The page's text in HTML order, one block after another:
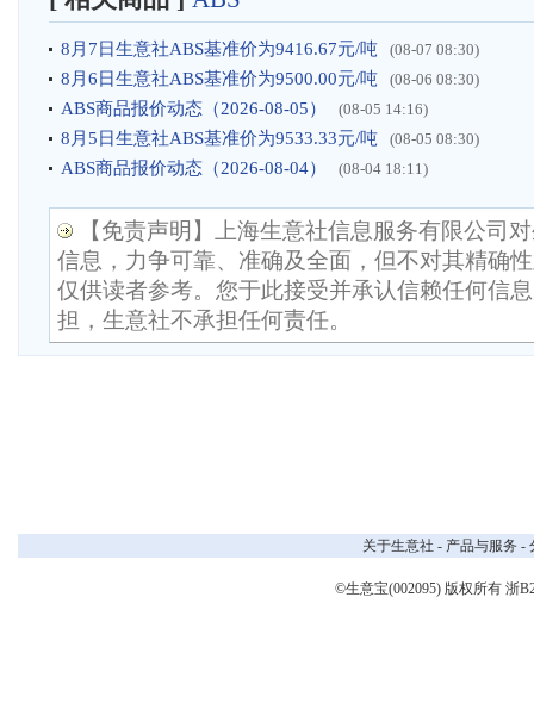
8月7日生意社ABS基准价为9416.67元/吨 (08-07 08:30)
8月6日生意社ABS基准价为9500.00元/吨 (08-06 08:30)
ABS商品报价动态（2026-08-05） (08-05 14:16)
8月5日生意社ABS基准价为9533.33元/吨 (08-05 08:30)
ABS商品报价动态（2026-08-04） (08-04 18:11)
【免责声明】上海生意社信息服务有限公司
信息，力争可靠、准确及全面，但不对其精确
仅供读者参考。您于此接受并承认信赖任何信
担，生意社不承担任何责任。
关于生意社 - 产品与服务 -
©生意宝(002095) 版权所有 浙